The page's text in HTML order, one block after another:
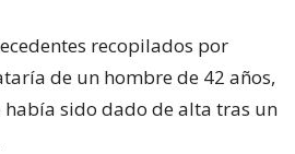
recopilados por
de un hombre de 42 años,
sido dado de alta tras un